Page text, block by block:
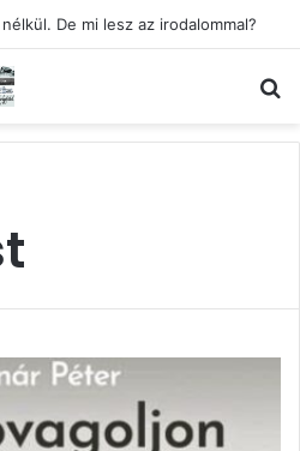
De mi lesz az irodalommal?